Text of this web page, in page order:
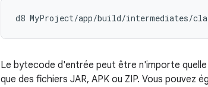
Le bytecode d'entrée peut être n'importe
que des fichiers JAR, APK ou ZIP. Vous pouvez